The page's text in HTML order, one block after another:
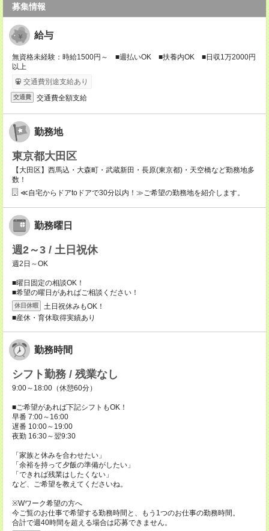
募集情報
給与
無資格未経験：時給1500円～ ■週払いOK ■扶養内OK ■日収1万2000円
以上
交通費別途支給あり
交通費 交通費全額支給
勤務地
東京都大田区
【大田区】西馬込・大森町・武蔵新田・長原(東京都)・天空橋など勤務地多
数！
≪自宅からドアtoドアで30分以内！≫ご希望の勤務地を紹介します。
勤務曜日
週2～3 / 土日祝休
週2日～OK
■曜日固定の相談OK！
■希望の曜日があればご相談ください！
休日休暇
土日祝休みもOK！
■産休・育休取得実績あり
勤務時間
シフト勤務 / 残業なし
9:00～18:00（休憩60分）
■ご希望があれば下記シフトもOK！
早番 7:00～16:00
遅番 10:00～19:00
夜勤 16:30～翌9:30
「家族と休みを合わせたい」
「余裕を持って夕飯の準備がしたい」
「できれば残業はしたくない」
など、ご希望を教えてくださいね。
※Wワーク希望の方へ
今ご覧のお仕事で希望する勤務時間と、もう1つのお仕事の勤務時間。
合計で週40時間を超える場合は応募できません。